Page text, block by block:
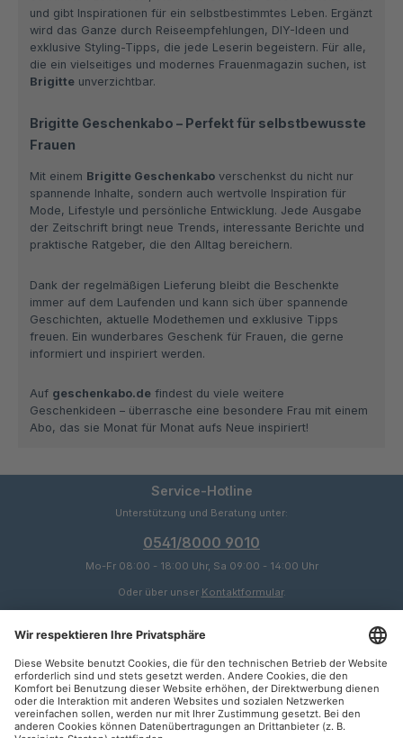
und gibt Inspirationen für ein selbstbestimmtes Leben. Ergänzt
wird das Ganze durch Reiseempfehlungen, DIY-Ideen und
exklusive Styling-Tipps, die jede Leserin begeistern. Für alle,
die ein vielseitiges und modernes Frauenmagazin suchen, ist
Brigitteunverzichtbar.
Brigitte Geschenkabo – Perfekt für selbstbewusste
Frauen
Mit einem Brigitte Geschenkaboverschenkst du nicht nur
spannende Inhalte, sondern auch wertvolle Inspiration für
Mode, Lifestyle und persönliche Entwicklung. Jede Ausgabe
der Zeitschrift bringt neue Trends, interessante Berichte und
praktische Ratgeber, die den Alltag bereichern.
Dank der regelmäßigen Lieferung bleibt die Beschenkte
immer auf dem Laufenden und kann sich über spannende
Geschichten, aktuelle Modethemen und exklusive Tipps
freuen. Ein wunderbares Geschenk für Frauen, die gerne
informiert und inspiriert werden.
Auf geschenkabo.defindest du viele weitere
Geschenkideen – überrasche eine besondere Frau mit einem
Abo, das sie Monat für Monat aufs Neue inspiriert!
Service-Hotline
Unterstützung und Beratung unter:
0541/8000 9010
Mo-Fr 08:00 - 18:00 Uhr, Sa 09:00 - 14:00 Uhr
Oder über unser Kontaktformular.
Informationen
Zahlungsarten